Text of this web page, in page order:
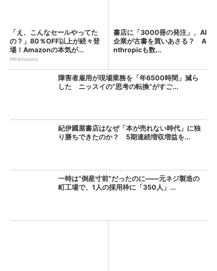
「え、こんなセールやってた
の？」80％OFF以上が続々登
場！Amazonの本気が...
PR(Amazon)
書店に「3000冊の発注」、AI
企業が古書を買いあさる？ A
nthropicも数...
障害者雇用が現場業務を「年6500時間」減ら
した ニッスイの“思考の転換”がすご...
紀伊國屋書店はなぜ「本が売れない時代」に独
り勝ちできたのか？ 5期連続増収増益を...
一時は“倒産寸前”だったのに――元ネジ製造の
町工場で、1人の採用枠に「350人」...